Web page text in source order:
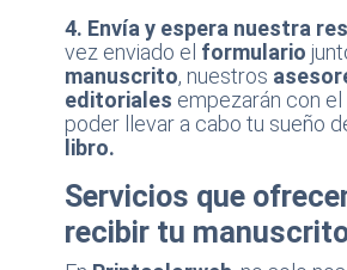
4. Envía y espera nuestra
vez enviado el formulario
manuscrito, nuestros
editoriales empezarán con
poder llevar a cabo tu sueño
libro.
Servicios que
recibir tu